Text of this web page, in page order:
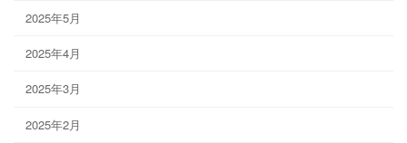
2025年5月
2025年4月
2025年3月
2025年2月